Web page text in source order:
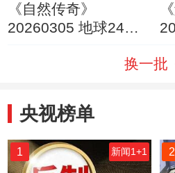
《自然传奇》
20260305 地球24小
换一批
央视榜单
1 新闻1+1 2